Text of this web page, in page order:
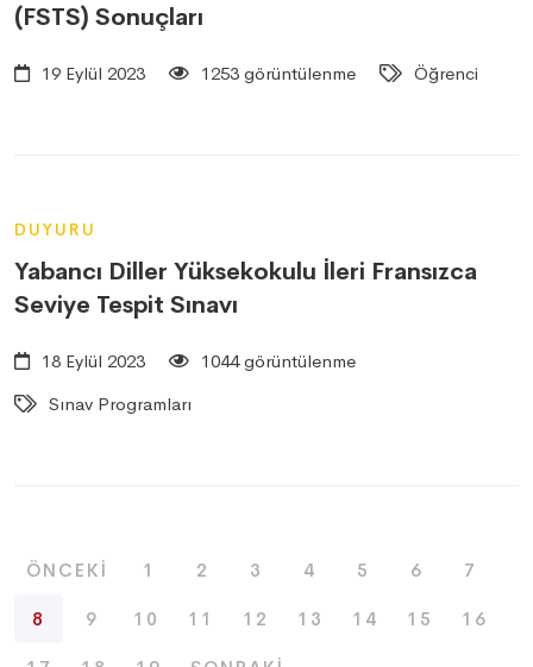
(FSTS) Sonuçları
19 Eylül 2023 1253 görüntülenme Öğrenci
DUYURU
Yabancı Diller Yüksekokulu İleri Fransızca
Seviye Tespit Sınavı
18 Eylül 2023
1044 görüntülenme
Sınav Programları
ÖNCEKI 1 2 3 4 5 6 7
8 9 10 11 12 13 14 15 16